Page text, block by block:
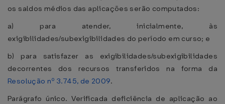
os saldos médios das aplicações serão computados:
a) para atender, inicialmente, às
exigibilidades/subexigibilidades do período em curso; e
b) para satisfazer as exigibilidades/subexigibilidades
decorrentes dos recursos transferidos na forma da
Resolução nº 3.745, de 2009.
Parágrafo único. Verificada deficiência de aplicação ao